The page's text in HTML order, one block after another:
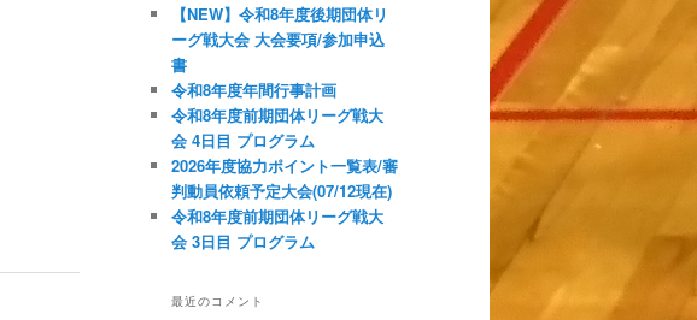
【NEW】令和8年度後期団体リ
ーグ戦大会 大会要項/参加申込
書
令和8年度年間行事計画
令和8年度前期団体リーグ戦大
会 4日目 プログラム
2026年度協力ポイント一覧表/審
判動員依頼予定大会(07/12現在)
令和8年度前期団体リーグ戦大
会 3日目 プログラム
最近のコメント